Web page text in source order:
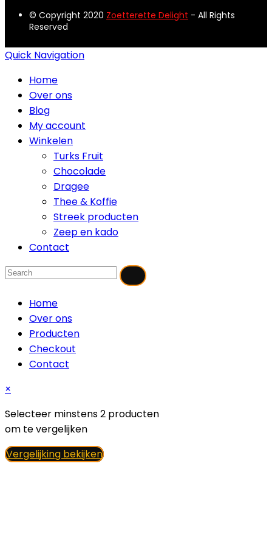
variaties.
optie
worden
de
productpagina
© Copyright 2020 Zoetterette Delight - All Rights
Reserved
Quick Navigation
Home
Over ons
Blog
My account
Winkelen
Turks Fruit
Chocolade
Dragee
Thee & Koffie
Streek producten
Zeep en kado
Contact
Home
Over ons
Producten
Checkout
Contact
×
Selecteer minstens 2 producten
om te vergelijken
Vergelijking bekijken